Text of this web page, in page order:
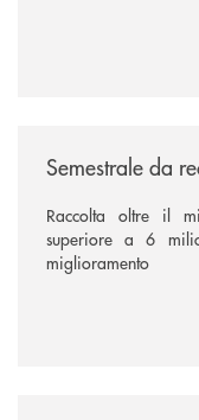
Semestrale da
Raccolta oltre il
superiore a 6
miglioramento